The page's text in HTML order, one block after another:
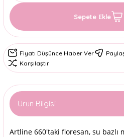
Sepete Ekle
Fiyatı Düşünce Haber Ver
Karşılaştır
Ürün Bilgisi
Artline 660'taki floresan, su bazlı